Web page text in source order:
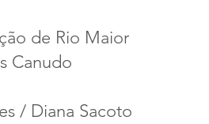
de Rio Maior
Canudo
/ Diana Sacoto